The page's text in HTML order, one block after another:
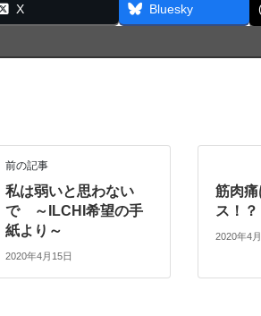
X Bluesky
前の記事
私は弱いと思わない
で ～ILCHI希望の手
紙より～
2020年4月15日
筋肉
ス！？
2020年4